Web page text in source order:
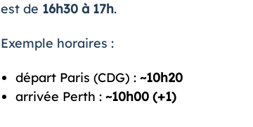
est de 16h30 à 17h.
Exemple horaires :
départ Paris (CDG) : ~10h20
arrivée Perth : ~10h00 (+1)